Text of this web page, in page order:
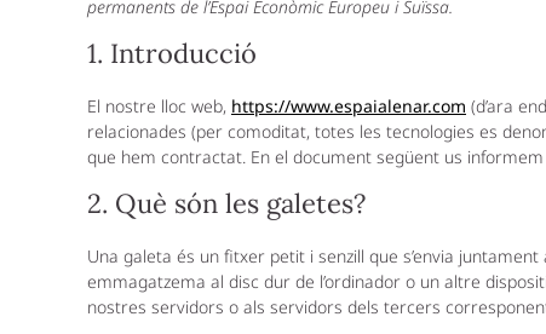
permanents de l’Espai Econòmic Europeu i Suïssa.
1. Introducció
El nostre lloc web, https://www.espaialenar.com (d’ara
relacionades (per comoditat, totes les tecnologies es
que hem contractat. En el document següent us
2. Què són les galetes?
Una galeta és un fitxer petit i senzill que s’envia
emmagatzema al disc dur de l’ordinador o un altre
nostres servidors o als servidors dels tercers